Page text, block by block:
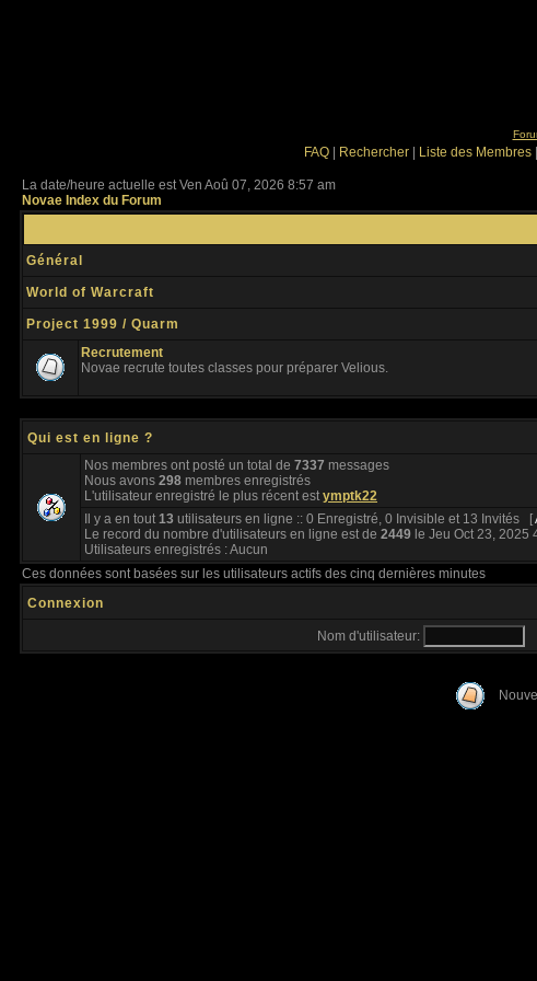
FAQ Rechercher Liste des Membres
La date/heure actuelle est Ven Aoû 07, 2026 8:57 am
Novae Index du Forum
Général
World of Warcraft
Project 1999 / Quarm
Recrutement
Novae recrute toutes classes pour préparer Velious.
Qui est en ligne ?
Nos membres ont posté un total de 7337 messages
Nous avons 298 membres enregistrés
L'utilisateur enregistré le plus récent estymptk22
Il y a en tout13 utilisateurs en ligne :: 0 Enregistré, 0 Invisible et 13 Invités [
Le record du nombre d'utilisateurs en ligne est de 2449 le Jeu Oct 23, 2025
Utilisateurs enregistrés : Aucun
Ces données sont basées sur les utilisateurs actifs des cinq dernières minutes
Connexion
Nom d'utilisateur: